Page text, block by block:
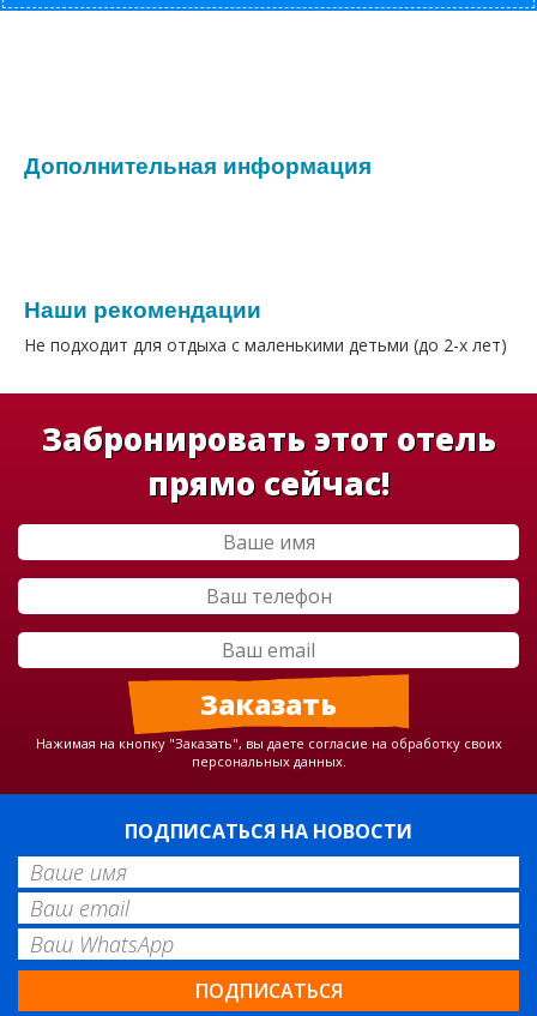
Дополнительная информация
Наши рекомендации
Не подходит для отдыха с маленькими детьми (до 2-х лет)
Забронировать этот отель
прямо сейчас!
Нажимая на кнопку "Заказать", вы даете согласие на обработку своих
персональных данных.
ПОДПИСАТЬСЯ НА НОВОСТИ